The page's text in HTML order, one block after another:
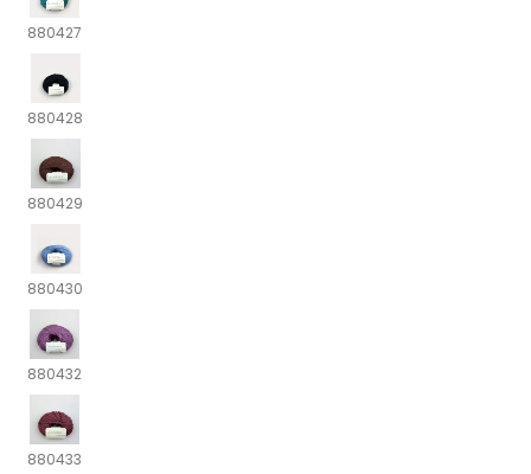
880427
880428
880429
880430
880432
880433